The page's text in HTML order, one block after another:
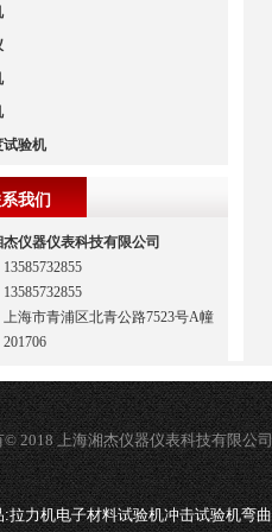
试验机
我们
仪器仪表科技有限公司
上海市青浦区北青公路7523号A幢
© 2018 上海湘杰仪器仪表科技有限公司
:拉力机电子材料试验机冲击试验机弯